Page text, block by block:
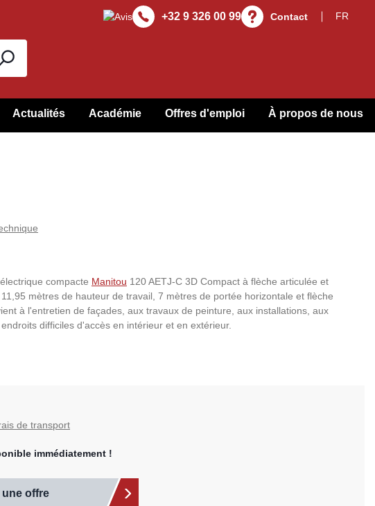
+32 9 326 00 99 Contact
Actualités Académie Offres d'emploi À propos de nous
compacte Manitou 120 AETJ-C 3D Compact à flèche articulée et
mètres de hauteur de travail, 7 mètres de portée horizontale et flèche
à l'entretien de façades, aux travaux de peinture, aux installations, aux
difficiles d'accès en intérieur et en extérieur.
de transport
immédiatement !
une offre